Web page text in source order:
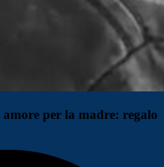
per la madre: regalo